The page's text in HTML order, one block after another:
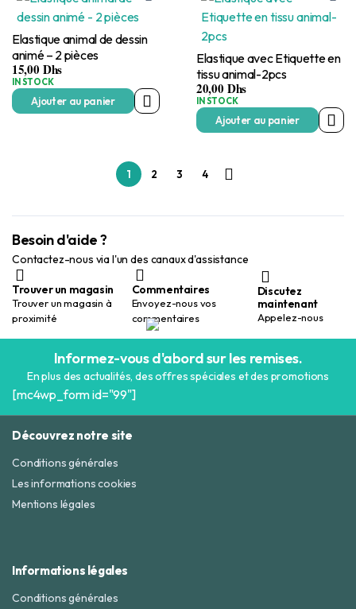
Elastique animal de dessin
animé – 2 pièces
15,00Dhs
IN STOCK
Ajouter au panier
Elastique avec Etiquette en
tissu animal-2pcs
20,00Dhs
IN STOCK
Ajouter au panier
1 2 3 4
Besoin d'aide ?
Contactez-nous via l'un des canaux d'assistance
Trouver un magasin
Trouver un magasin à
proximité
Commentaires
Envoyez-nous vos
commentaires
Discutez
maintenant
Appelez-nous
Informez-vous d'abord sur les remises.
En plus des actualités, des offres spéciales et des promotions
[mc4wp_form id="99"]
Découvrez notre site
Conditions générales
Les informations cookies
Mentions légales
Informations légales
Conditions générales